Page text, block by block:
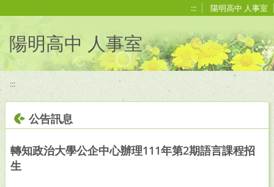
::: 陽明高中 人事室
陽明高中 人事室
:::
公告訊息
轉知政治大學公企中心辦理111年第2期語言課程招
生